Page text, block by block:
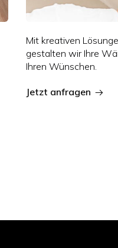
Mit kreativen
gestalten wir Ihre
Ihren Wünschen.
Jetzt anfragen